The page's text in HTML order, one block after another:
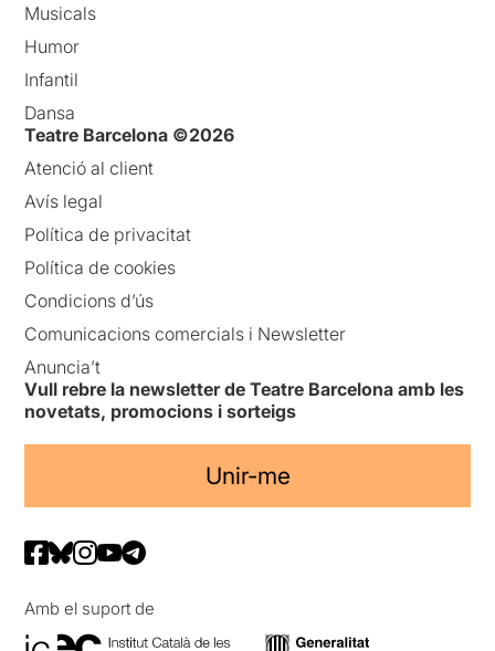
Musicals
Humor
Infantil
Dansa
Teatre Barcelona ©2026
Atenció al client
Avís legal
Política de privacitat
Política de cookies
Condicions d’ús
Comunicacions comercials i Newsletter
Anuncia’t
Vull rebre la newsletter de Teatre Barcelona amb les
novetats, promocions i sorteigs
Unir-me
Amb el suport de